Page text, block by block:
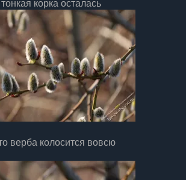
тонкая корка осталась
верба колосится вовсю